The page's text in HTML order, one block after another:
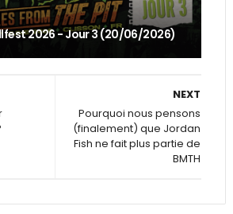
2026 - Jour 3 (20/06/2026)
NEXT
Pourquoi nous pensons
(finalement) que Jordan
Fish ne fait plus partie de
BMTH